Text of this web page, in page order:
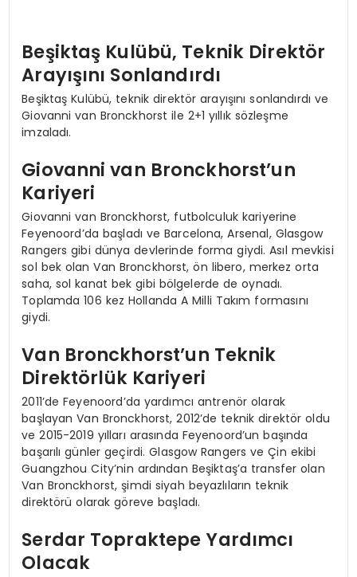
Beşiktaş Kulübü, Teknik Direktör
Arayışını Sonlandırdı
Beşiktaş Kulübü, teknik direktör arayışını sonlandırdı ve
Giovanni van Bronckhorst ile 2+1 yıllık sözleşme
imzaladı.
Giovanni van Bronckhorst’un
Kariyeri
Giovanni van Bronckhorst, futbolculuk kariyerine
Feyenoord’da başladı ve Barcelona, Arsenal, Glasgow
Rangers gibi dünya devlerinde forma giydi. Asıl mevkisi
sol bek olan Van Bronckhorst, ön libero, merkez orta
saha, sol kanat bek gibi bölgelerde de oynadı.
Toplamda 106 kez Hollanda A Milli Takım formasını
giydi.
Van Bronckhorst’un Teknik
Direktörlük Kariyeri
2011’de Feyenoord’da yardımcı antrenör olarak
başlayan Van Bronckhorst, 2012’de teknik direktör oldu
ve 2015-2019 yılları arasında Feyenoord’un başında
başarılı günler geçirdi. Glasgow Rangers ve Çin ekibi
Guangzhou City’nin ardından Beşiktaş’a transfer olan
Van Bronckhorst, şimdi siyah beyazlıların teknik
direktörü olarak göreve başladı.
Serdar Topraktepe Yardımcı
Olacak